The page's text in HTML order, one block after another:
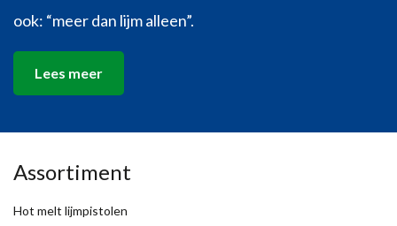
ook: “meer dan lijm alleen”.
Lees meer
Assortiment
Hot melt lijmpistolen